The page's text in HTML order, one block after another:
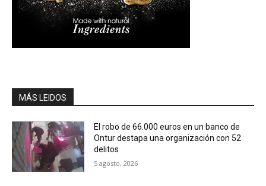
MÁS LEIDOS
El robo de 66.000 euros en un banco de
Ontur destapa una organización con 52
delitos
5 agosto, 2026